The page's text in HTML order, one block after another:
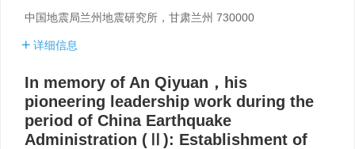
中国地震局兰州地震研究所，甘肃兰州 730000
详细信息
In memory of An Qiyuan，his
pioneering leadership work during the
period of China Earthquake
Administration (Ⅱ): Establishment of